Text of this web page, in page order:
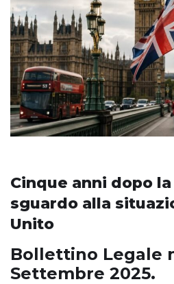
Cinque anni dopo
sguardo alla
Unito
Bollettino Legale
Settembre 2025.